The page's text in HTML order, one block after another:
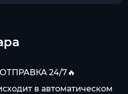
24/7🔥
в автоматическом